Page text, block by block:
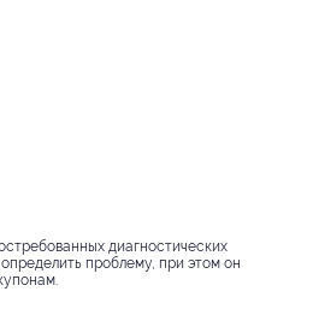
диагностических
проблему, при этом он